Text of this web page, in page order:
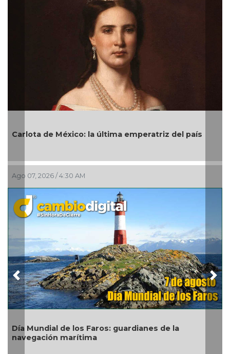
de México: la última emperatriz del país
2026 / 4:30 AM
de los Faros: guardianes de la
marítima
Previous